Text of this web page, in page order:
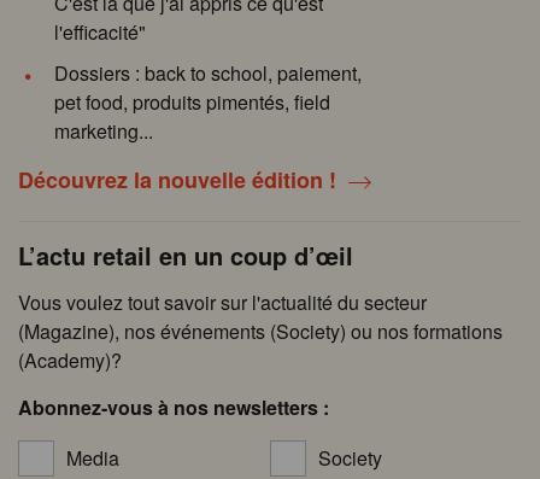
l'efficacité"
Dossiers : back to school, paiement,
pet food, produits pimentés, field
marketing...
Découvrez la nouvelle édition !
L’actu retail en un coup d’œil
Vous voulez tout savoir sur l'actualité du secteur
(Magazine), nos événements (Society) ou nos formations
(Academy)?
Abonnez-vous à nos newsletters :
Media
Society